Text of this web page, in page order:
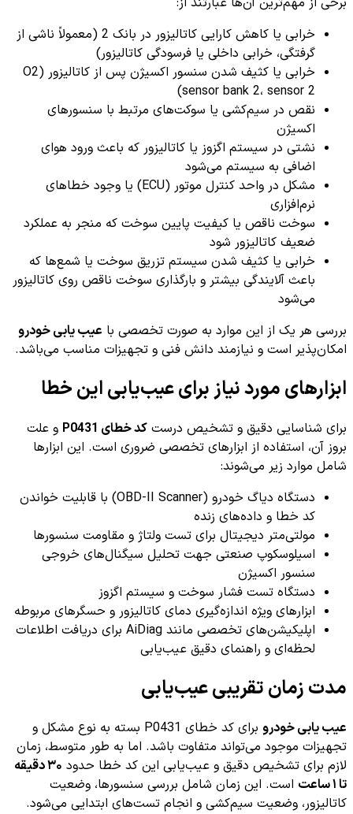
خرابی یا کاهش کارایی کاتالیزور در بانک 2 (معمولاً ناشی از
گرفتگی، خرابی داخلی یا فرسودگی کاتالیزور)
خرابی یا کثیف شدن سنسور اکسیژن پس از کاتالیزور (O2
sensor bank 2، sensor 2)
نقص در سیم‌کشی یا سوکت‌های مرتبط با سنسورهای
اکسیژن
نشتی در سیستم اگزوز یا کاتالیزور که باعث ورود هوای
اضافی به سیستم می‌شود
مشکل در واحد کنترل موتور (ECU) یا وجود خطاهای
نرم‌افزاری
سوخت ناقص یا کیفیت پایین سوخت که منجر به عملکرد
ضعیف کاتالیزور شود
خرابی یا کثیف شدن سیستم تزریق سوخت یا شمع‌ها که
باعث آلایندگی بیشتر و بارگذاری سوخت ناقص روی کاتالیزور
می‌شود
بررسی هر یک از این موارد به صورت تخصصی با عیب یابی خودرو
امکان‌پذیر است و نیازمند دانش فنی و تجهیزات مناسب می‌باشد.
ابزارهای مورد نیاز برای عیب‌یابی این خطا
برای شناسایی دقیق و تشخیص درست کد خطای P0431
و علت
بروز آن، استفاده از ابزارهای تخصصی ضروری است. این ابزارها
شامل موارد زیر می‌شوند:
دستگاه دیاگ خودرو (OBD-II Scanner) با قابلیت خواندن
کد خطا و داده‌های زنده
مولتی‌متر دیجیتال برای تست ولتاژ و مقاومت سنسورها
اسیلوسکوپ صنعتی جهت تحلیل سیگنال‌های خروجی
سنسور اکسیژن
دستگاه تست فشار سوخت و سیستم اگزوز
ابزارهای ویژه اندازه‌گیری دمای کاتالیزور و حسگرهای مربوطه
اپلیکیشن‌های تخصصی مانند AiDiag برای دریافت اطلاعات
لحظه‌ای و راهنمای دقیق عیب‌یابی
مدت زمان تقریبی عیب‌یابی
عیب یابی خودرو
برای کد خطای P0431 بسته به نوع مشکل و
تجهیزات موجود می‌تواند متفاوت باشد. اما به طور متوسط، زمان
لازم برای تشخیص دقیق و عیب‌یابی این کد خطا حدود
۳۰ دقیقه
تا ۱ ساعت
است. این زمان شامل بررسی سنسورها، وضعیت
کاتالیزور، وضعیت سیم‌کشی و انجام تست‌های ابتدایی می‌شود.